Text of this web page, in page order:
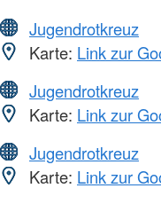
Jugendrotkreuz
Karte: Link zur
Jugendrotkreuz
Karte: Link zur
Jugendrotkreuz
Karte: Link zur